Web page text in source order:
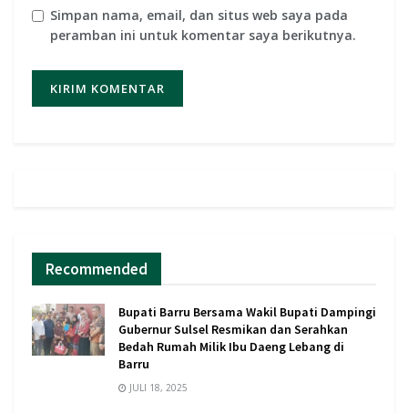
Simpan nama, email, dan situs web saya pada
peramban ini untuk komentar saya berikutnya.
Recommended
Bupati Barru Bersama Wakil Bupati Dampingi
Gubernur Sulsel Resmikan dan Serahkan
Bedah Rumah Milik Ibu Daeng Lebang di
Barru
JULI 18, 2025